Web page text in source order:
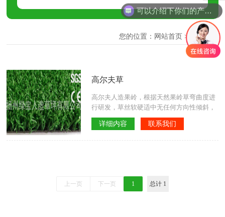
您的位置： 网站首页> 高尔夫草
高尔夫草
高尔夫人造果岭，根据天然果岭草弯曲度进
行研发，草丝软硬适中无任何方向性倾斜，
填补国内该项技术空白。高尔夫运动不同于
其他球类运动，高尔夫球员****在铺设的绿
详细内容 联系我们
上一页 下一页 1 总计 1
可以介绍下你们的产品么